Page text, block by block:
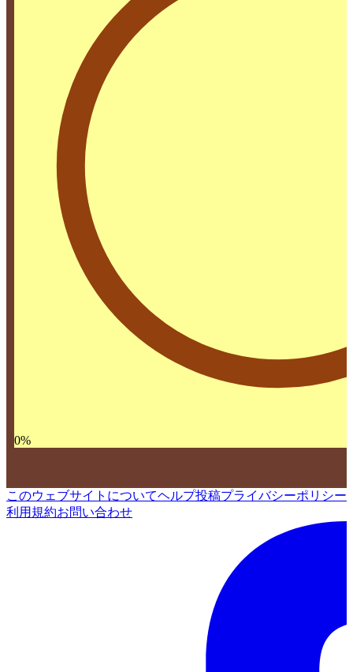
0%
このウェブサイトについてヘルプ投稿プライバシーポリシー
利用規約お問い合わせ